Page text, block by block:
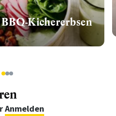
Kichererbsen
123
Anmelden